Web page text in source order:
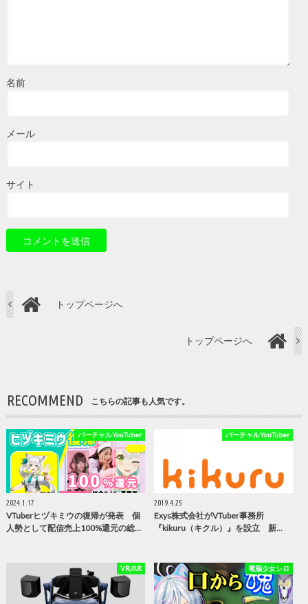
名前
メール
サイト
トップページへ
トップページへ
RECOMMEND こちらの記事も人気です。
バーチャルYouTuber
2024.1.17
VTuberヒヅキミウの復帰が発表 個
人勢として配信売上100%還元の総…
バーチャルYouTuber
2019.4.25
Exys株式会社がVTuber事務所
『kikuru（キクル）』を設立 新…
VR/AR 電脳少女シロ